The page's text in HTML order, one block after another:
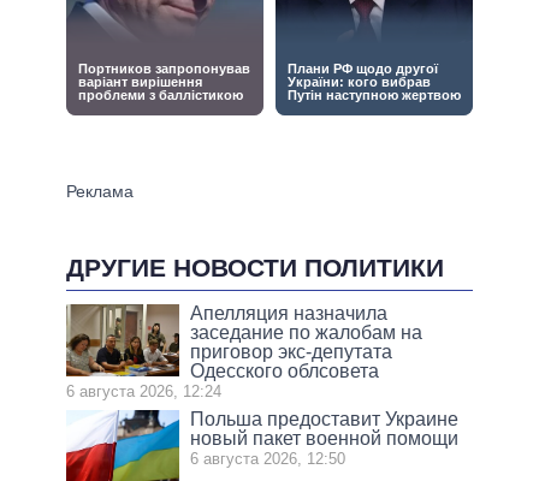
ДРУГИЕ НОВОСТИ ПОЛИТИКИ
Апелляция назначила
заседание по жалобам на
приговор экс-депутата
Одесского облсовета
6 августа 2026, 12:24
Польша предоставит Украине
новый пакет военной помощи
6 августа 2026, 12:50